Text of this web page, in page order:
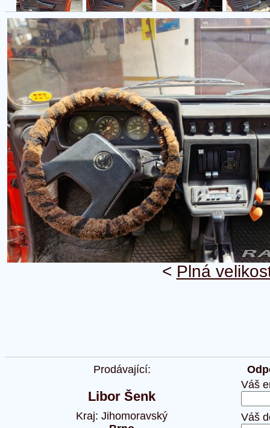
< Plná
Prodávající:
Libor Šenk
Kraj: Jihomoravský
Váš
Váš